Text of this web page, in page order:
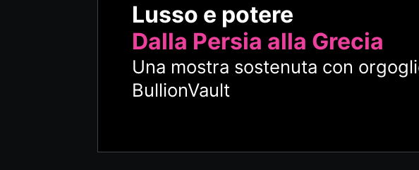
Lusso e potere
Dalla Persia alla Grecia
Una mostra sostenuta con
BullionVault